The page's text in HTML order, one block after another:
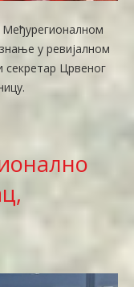
у ревијалном
секретар Црвеног